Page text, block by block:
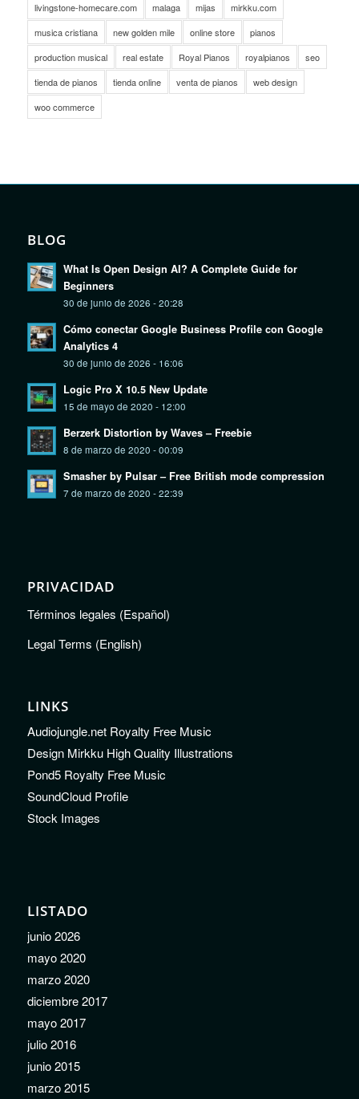
livingstone-homecare.com
malaga mijas
mirkku.com
musica cristiana
new golden mile online store
pianos
production musical
real estate Royal Pianos royalpianos
seo
tienda de pianos
tienda online venta de pianos
web design
woo commerce
BLOG
What Is Open Design AI? A Complete Guide for
Beginners
30 de junio de 2026 - 20:28
Cómo conectar Google Business Profile con Google
Analytics 4
30 de junio de 2026 - 16:06
Logic Pro X 10.5 New Update
15 de mayo de 2020 - 12:00
Berzerk Distortion by Waves – Freebie
8 de marzo de 2020 - 00:09
Smasher by Pulsar – Free British mode compression
7 de marzo de 2020 - 22:39
PRIVACIDAD
Términos legales (Español)
Legal Terms (English)
LINKS
Audiojungle.net Royalty Free Music
Design Mirkku High Quality Illustrations
Pond5 Royalty Free Music
SoundCloud Profile
Stock Images
LISTADO
junio 2026
mayo 2020
marzo 2020
diciembre 2017
mayo 2017
julio 2016
junio 2015
marzo 2015